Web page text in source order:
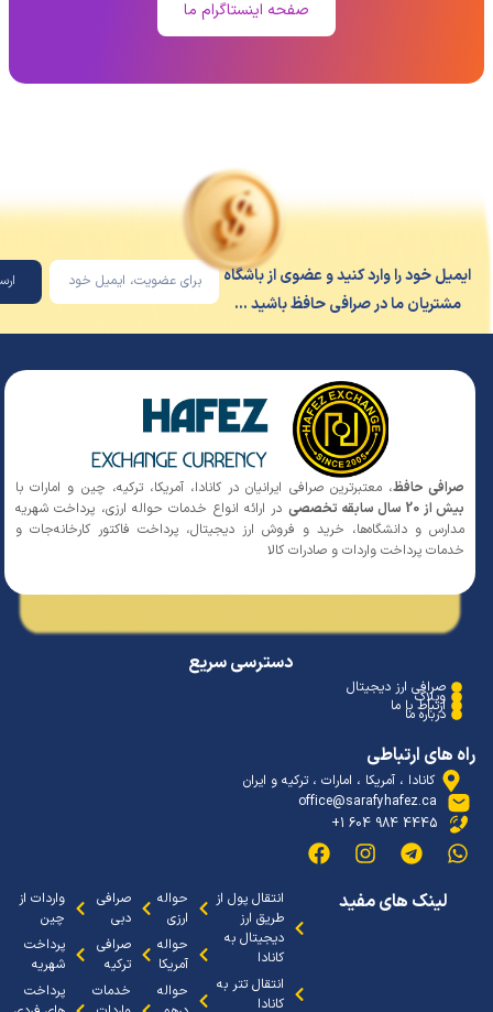
صفحه اینستاگرام ما
خود را وارد کنید و عضوی از باشگاه
ما در صرافی حافظ باشید ...
حافظ، معتبرترین صرافی ایرانیان در کانادا، آمریکا، ترکیه، چین و امارات با
سال سابقه تخصصی
در ارائه انواع خدمات حواله ارزی، پرداخت شهریه
و دانشگاه‌ها، خرید و فروش ارز دیجیتال، پرداخت فاکتور کارخانه‌جات و
پرداخت واردات و صادرات کالا
دسترسی سریع
صرافی ارز دیجیتال
وبلاگ
ارتباط با ما
درباره ما
های ارتباطی
کانادا ، آمریکا ، امارات ، ترکیه و ایران
office@sarafyhafez.ca
4445 984 604 1+
لینک های مفید
انتقال پول از
طریق ارز
دیجیتال به
انتقال تتر به
کانادا
حواله
ارزی
حواله
آمریکا
حواله
صرافی
دبی
صرافی
ترکیه
خدمات
واردات از
چین
پرداخت
شهریه
پرداخت